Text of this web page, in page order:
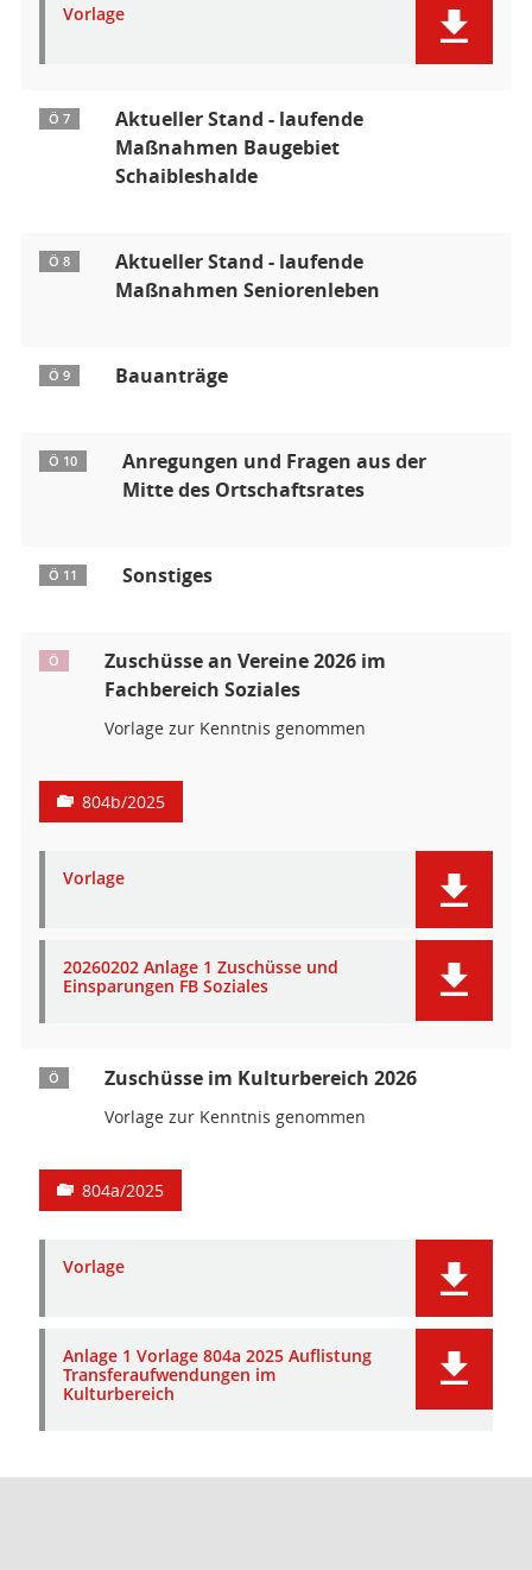
Vorlage
Ö 7
Aktueller Stand - laufende
Maßnahmen Baugebiet
Schaibleshalde
Ö 8
Aktueller Stand - laufende
Maßnahmen Seniorenleben
Ö 9 Bauanträge
Ö 10
Anregungen und Fragen aus der
Mitte des Ortschaftsrates
Ö 11 Sonstiges
Ö
Zuschüsse an Vereine 2026 im
Fachbereich Soziales
Vorlage zur Kenntnis genommen
804b/2025
Vorlage
20260202 Anlage 1 Zuschüsse und
Einsparungen FB Soziales
Ö Zuschüsse im Kulturbereich 2026
Vorlage zur Kenntnis genommen
804a/2025
Vorlage
Anlage 1 Vorlage 804a 2025 Auflistung
Transferaufwendungen im
Kulturbereich